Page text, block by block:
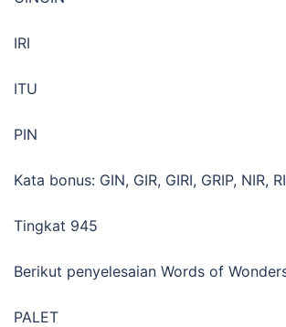
IRI
ITU
PIN
Kata bonus: GIN, GIR, GIRI, GRIP, NIR,
Tingkat 945
Berikut penyelesaian Words of
PALET